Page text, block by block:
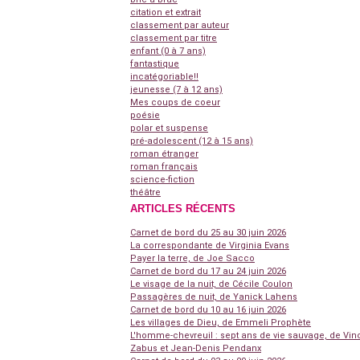
citation et extrait
classement par auteur
classement par titre
enfant (0 à 7 ans)
fantastique
incatégoriable!!
jeunesse (7 à 12 ans)
Mes coups de coeur
poésie
polar et suspense
pré-adolescent (12 à 15 ans)
roman étranger
roman français
science-fiction
théâtre
ARTICLES RÉCENTS
Carnet de bord du 25 au 30 juin 2026
La correspondante de Virginia Evans
Payer la terre, de Joe Sacco
Carnet de bord du 17 au 24 juin 2026
Le visage de la nuit, de Cécile Coulon
Passagères de nuit, de Yanick Lahens
Carnet de bord du 10 au 16 juin 2026
Les villages de Dieu, de Emmeli Prophète
L'homme-chevreuil : sept ans de vie sauvage, de
Zabus et Jean-Denis Pendanx